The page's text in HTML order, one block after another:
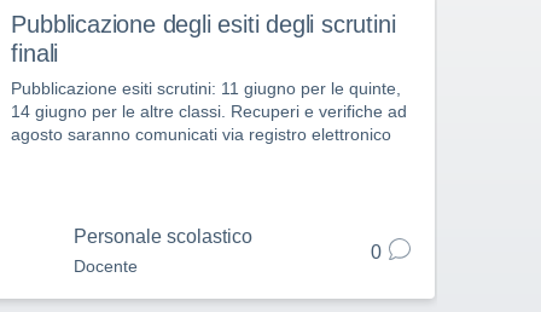
Pubblicazione degli esiti degli scrutini
finali
Pubblicazione esiti scrutini: 11 giugno per le quinte,
14 giugno per le altre classi. Recuperi e verifiche ad
agosto saranno comunicati via registro elettronico
Personale scolastico
Docente
0